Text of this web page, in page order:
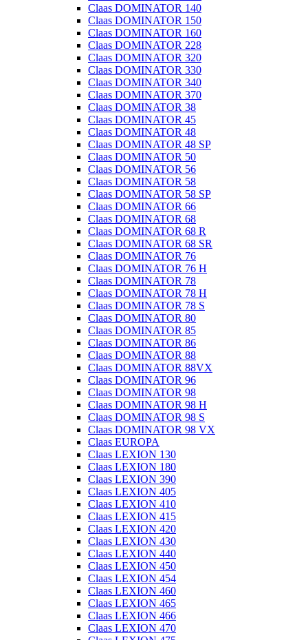
Claas DOMINATOR 140
Claas DOMINATOR 150
Claas DOMINATOR 160
Claas DOMINATOR 228
Claas DOMINATOR 320
Claas DOMINATOR 330
Claas DOMINATOR 340
Claas DOMINATOR 370
Claas DOMINATOR 38
Claas DOMINATOR 45
Claas DOMINATOR 48
Claas DOMINATOR 48 SP
Claas DOMINATOR 50
Claas DOMINATOR 56
Claas DOMINATOR 58
Claas DOMINATOR 58 SP
Claas DOMINATOR 66
Claas DOMINATOR 68
Claas DOMINATOR 68 R
Claas DOMINATOR 68 SR
Claas DOMINATOR 76
Claas DOMINATOR 76 H
Claas DOMINATOR 78
Claas DOMINATOR 78 H
Claas DOMINATOR 78 S
Claas DOMINATOR 80
Claas DOMINATOR 85
Claas DOMINATOR 86
Claas DOMINATOR 88
Claas DOMINATOR 88VX
Claas DOMINATOR 96
Claas DOMINATOR 98
Claas DOMINATOR 98 H
Claas DOMINATOR 98 S
Claas DOMINATOR 98 VX
Claas EUROPA
Claas LEXION 130
Claas LEXION 180
Claas LEXION 390
Claas LEXION 405
Claas LEXION 410
Claas LEXION 415
Claas LEXION 420
Claas LEXION 430
Claas LEXION 440
Claas LEXION 450
Claas LEXION 454
Claas LEXION 460
Claas LEXION 465
Claas LEXION 466
Claas LEXION 470